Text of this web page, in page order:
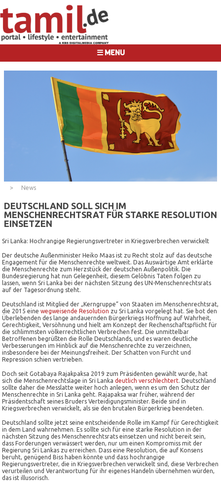
☰ MENU
News
DEUTSCHLAND SOLL SICH IM
MENSCHENRECHTSRAT FÜR STARKE RESOLUTION
EINSETZEN
Sri Lanka: Hochrangige Regierungsvertreter in Kriegsverbrechen verwickelt
Der deutsche Außenminister Heiko Maas ist zu Recht stolz auf das deutsche
Engagement für die Menschenrechte weltweit. Das Auswärtige Amt erklärte
die Menschenrechte zum Herzstück der deutschen Außenpolitik. Die
Bundesregierung hat nun Gelegenheit, diesem Gelöbnis Taten folgen zu
lassen, wenn Sri Lanka bei der nächsten Sitzung des UN-Menschenrechtsrats
auf der Tagesordnung steht.
Deutschland ist Mitglied der „Kerngruppe“ von Staaten im Menschenrechtsrat,
die 2015 einewegweisende Resolution zu Sri Lanka vorgelegt hat. Sie bot den
Überlebenden des lange andauernden Bürgerkriegs Hoffnung auf Wahrheit,
Gerechtigkeit, Versöhnung und hielt am Konzept der Rechenschaftspflicht für
die schlimmsten völkerrechtlichen Verbrechen fest. Die unmittelbar
Betroffenen begrüßten die Rolle Deutschlands, und es waren deutliche
Verbesserungen im Hinblick auf die Menschenrechte zu verzeichnen,
insbesondere bei der Meinungsfreiheit. Der Schatten von Furcht und
Repression schien vertrieben.
Doch seit Gotabaya Rajakpaksa 2019 zum Präsidenten gewählt wurde, hat
sich die Menschenrechtslage in Sri Lankadeutlich verschlechtert. Deutschland
sollte daher die Messlatte weiter hoch anlegen, wenn es um den Schutz der
Menschenrechte in Sri Lanka geht. Rajapaksa war früher, während der
Präsidentschaft seines Bruders Verteidigungsminister. Beide sind in
Kriegsverbrechen verwickelt, als sie den brutalen Bürgerkrieg beendeten.
Deutschland sollte jetzt seine entscheidende Rolle im Kampf für Gerechtigkeit
in dem Land wahrnehmen. Es sollte sich für eine starke Resolution in der
nächsten Sitzung des Menschenrechtsrats einsetzen und nicht bereit sein,
dass Forderungen verwässert werden, nur um einen Kompromiss mit der
Regierung Sri Lankas zu erreichen. Dass eine Resolution, die auf Konsens
beruht, genügend Biss haben könnte und dass hochrangige
Regierungsvertreter, die in Kriegsverbrechen verwickelt sind, diese Verbrechen
verurteilen und Verantwortung für ihr eigenes Handeln übernehmen würden,
das ist illusorisch.